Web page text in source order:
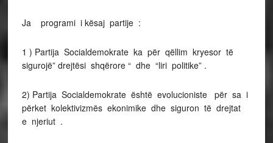
Ja programi i kësaj partije :
1 ) Partija Socialdemokrate ka për qëllim kryesor të
sigurojë” drejtësi shqërore “ dhe “liri politike” .
2) Partija Socialdemokrate është evolucioniste për sa i
përket kolektivizmës ekonimike dhe siguron të drejtat
e njeriut .